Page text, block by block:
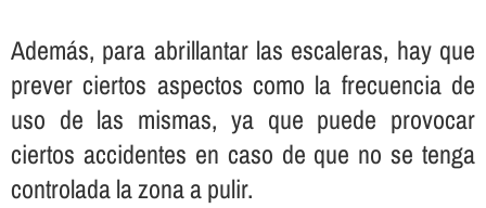
Además, para abrillantar las escaleras, hay que
prever ciertos aspectos como la frecuencia de
uso de las mismas, ya que puede provocar
ciertos accidentes en caso de que no se tenga
controlada la zona a pulir.